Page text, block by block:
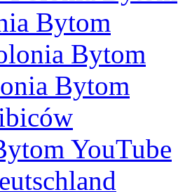
Bytom
Bytom
Bytom
YouTube